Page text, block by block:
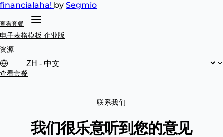
financialaha! by Segmio
查看套餐
电子表格模板 企业版
资源
查看套餐
联系我们
我们很乐意听到您的意见